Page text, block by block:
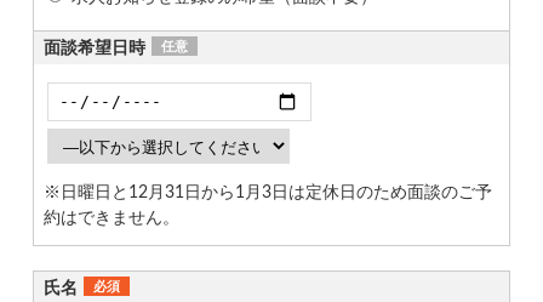
面談希望日時 任意
※日曜日と12月31日から1月3日は定休日のため面談のご予
約はできません。
氏名 必須